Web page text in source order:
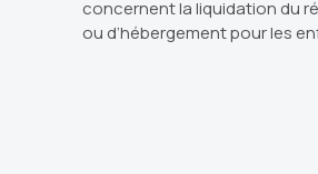
concernent la liquidation du
ou d’hébergement pour les